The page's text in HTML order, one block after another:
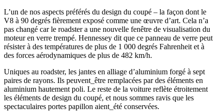
L’un de nos aspects préférés du design du coupé – la façon dont le
V8 à 90 degrés fièrement exposé comme une œuvre d’art. Cela n’a
pas changé car le roadster a une nouvelle fenêtre de visualisation du
moteur en verre trempé. Hennessey dit que ce panneau de verre peut
résister à des températures de plus de 1 000 degrés Fahrenheit et à
des forces aérodynamiques de plus de 482 km/h.
Uniques au roadster, les jantes en alliage d’aluminium forgé à sept
paires de rayons. Ils peuvent_être remplacées par des éléments en
aluminium hautement poli. Le reste de la voiture reflète étroitement
les éléments de design du coupé, et nous sommes ravis que les
spectaculaires portes papillon aient_été conservées.